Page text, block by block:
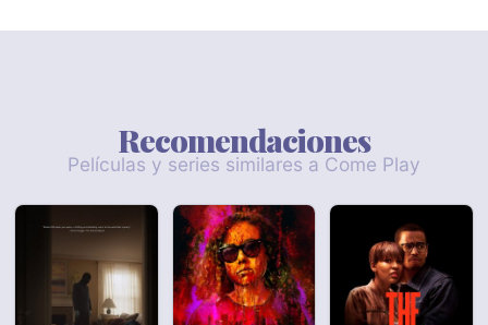
Recomendaciones
Películas y series similares a Come Play